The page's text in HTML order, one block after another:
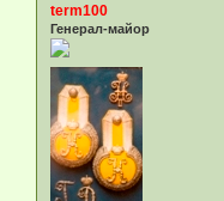
term100
Генерал-майор